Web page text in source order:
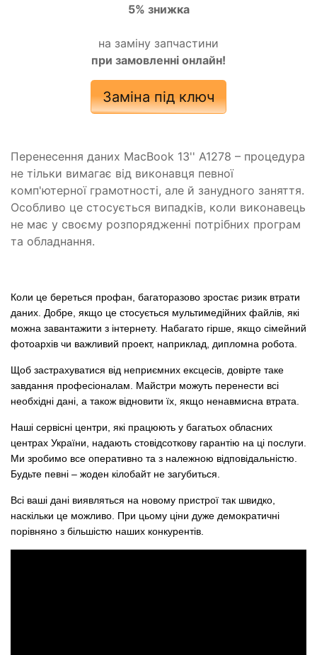
5% знижка
на заміну запчастини
при замовленні онлайн!
Заміна під ключ
Перенесення даних MacBook 13'' A1278 – процедура
не тільки вимагає від виконавця певної
комп'ютерної грамотності, але й занудного заняття.
Особливо це стосується випадків, коли виконавець
не має у своєму розпорядженні потрібних програм
та обладнання.
Коли це береться профан, багаторазово зростає ризик втрати
даних. Добре, якщо це стосується мультимедійних файлів, які
можна завантажити з інтернету. Набагато гірше, якщо сімейний
фотоархів чи важливий проект, наприклад, дипломна робота.
Щоб застрахуватися від неприємних ексцесів, довірте таке
завдання професіоналам. Майстри можуть перенести всі
необхідні дані, а також відновити їх, якщо ненавмисна втрата.
Наші сервісні центри, які працюють у багатьох обласних
центрах України, надають стовідсоткову гарантію на ці послуги.
Ми зробимо все оперативно та з належною відповідальністю.
Будьте певні – жоден кілобайт не загубиться.
Всі ваші дані виявляться на новому пристрої так швидко,
наскільки це можливо. При цьому ціни дуже демократичні
порівняно з більшістю наших конкурентів.